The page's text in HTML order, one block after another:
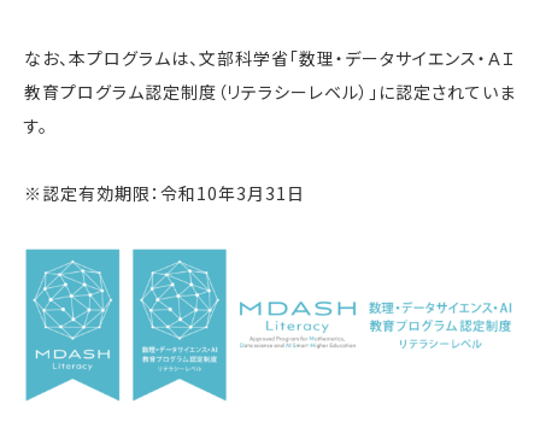
なお、本プログラムは、文部科学省「数理・データサイエンス・ＡＩ
教育プログラム認定制度（リテラシーレベル）」に認定されていま
す。
※認定有効期限：令和10年3月31日